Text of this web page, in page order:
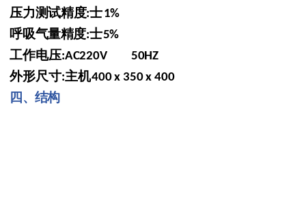
压力测试精度:士1%
呼吸气量精度:士5%
工作电压:AC220V 50HZ
外形尺寸:主机400 x 350 x 400
四、结构